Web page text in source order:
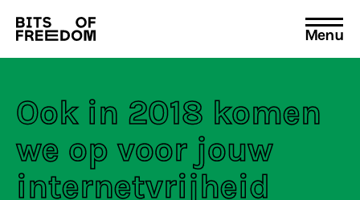
Search
for:
Menu
Ook in 2018 komen
we op voor jouw
internetvrijheid